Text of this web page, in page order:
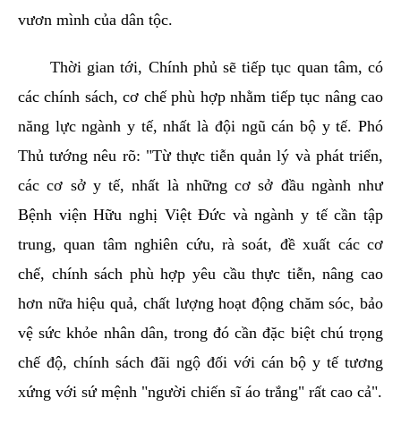
vươn mình của dân tộc.
Thời gian tới, Chính phủ sẽ tiếp tục quan tâm, có
các chính sách, cơ chế phù hợp nhằm tiếp tục nâng cao
năng lực ngành y tế, nhất là đội ngũ cán bộ y tế. Phó
Thủ tướng nêu rõ: "Từ thực tiễn quản lý và phát triển,
các cơ sở y tế, nhất là những cơ sở đầu ngành như
Bệnh viện Hữu nghị Việt Đức và ngành y tế cần tập
trung, quan tâm nghiên cứu, rà soát, đề xuất các cơ
chế, chính sách phù hợp yêu cầu thực tiễn, nâng cao
hơn nữa hiệu quả, chất lượng hoạt động chăm sóc, bảo
vệ sức khỏe nhân dân, trong đó cần đặc biệt chú trọng
chế độ, chính sách đãi ngộ đối với cán bộ y tế tương
xứng với sứ mệnh "người chiến sĩ áo trắng" rất cao cả".